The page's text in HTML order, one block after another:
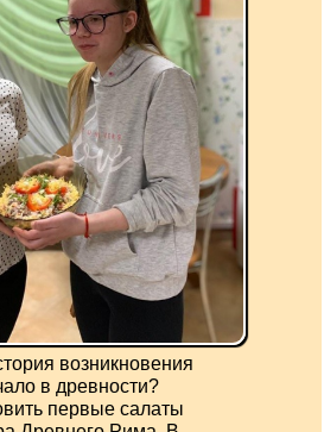
возникновения
в древности?
первые салаты